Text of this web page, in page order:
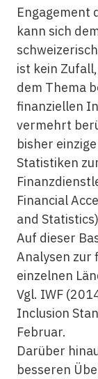
Engagement
kann sich
ist kein
dem Thema
finanziellen
vermehrt
bisher
Statistiken
Financial
and
Auf dieser
Analysen zur
einzelnen
Vgl. IWF
Inclusion
Februar.
Darüber
besseren